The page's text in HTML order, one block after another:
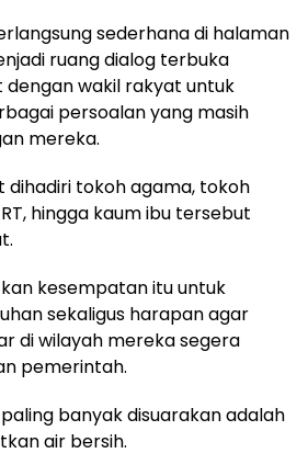
sederhana di halaman
ruang dialog terbuka
wakil rakyat untuk
persoalan yang masih
mereka.
dihadiri tokoh agama, tokoh
hingga kaum ibu tersebut
kesempatan itu untuk
sekaligus harapan agar
di wilayah mereka segera
pemerintah.
banyak disuarakan adalah
air bersih.